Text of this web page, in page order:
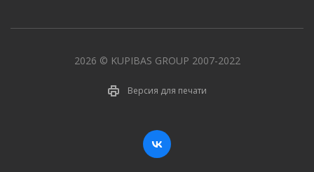
2026 © KUPIBAS GROUP 2007-2022
Версия для печати